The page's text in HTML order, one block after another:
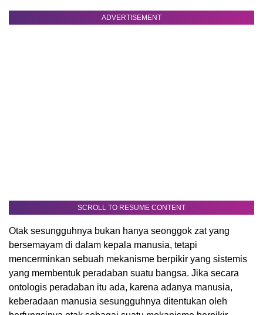
ADVERTISEMENT
SCROLL TO RESUME CONTENT
Otak sesungguhnya bukan hanya seonggok zat yang
bersemayam di dalam kepala manusia, tetapi
mencerminkan sebuah mekanisme berpikir yang sistemis
yang membentuk peradaban suatu bangsa. Jika secara
ontologis peradaban itu ada, karena adanya manusia,
keberadaan manusia sesungguhnya ditentukan oleh